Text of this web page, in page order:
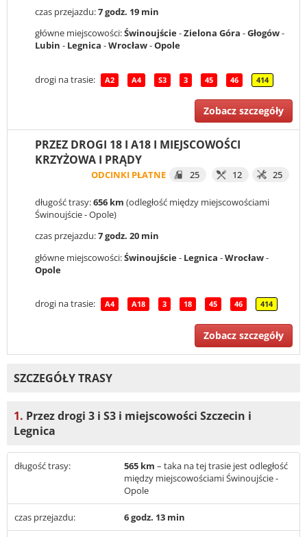
czas przejazdu:7 godz. 19 min
główne miejscowości:Świnoujście-Zielona Góra -Głogów-
Lubin - Legnica -Wrocław-Opole
drogi na trasie: A2 A4 S3 3 45 46 414
Zobacz szczegóły
PRZEZ DROGI 18 I A18 I MIEJSCOWOŚCI
KRZYŻOWA I PRĄDY
ODCINKI PŁATNE 25 12 25
długość trasy:656 km (odległość między miejscowościami
Świnoujście - Opole)
czas przejazdu:7 godz. 20 min
główne miejscowości:Świnoujście- Legnica -Wrocław-
Opole
drogi na trasie: A4 A18 3 18 45 46 414
Zobacz szczegóły
SZCZEGÓŁY TRASY
1. Przez drogi 3 i S3 i miejscowości Szczecin i
Legnica
długość trasy: 565 km – taka na tej trasie jest odległość
między miejscowościami Świnoujście -
Opole
czas przejazdu: 6 godz. 13 min